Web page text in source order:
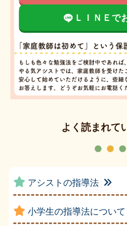
ＬＩＮＥで
よく読まれて
アシストの指導法
小学生の指導法について